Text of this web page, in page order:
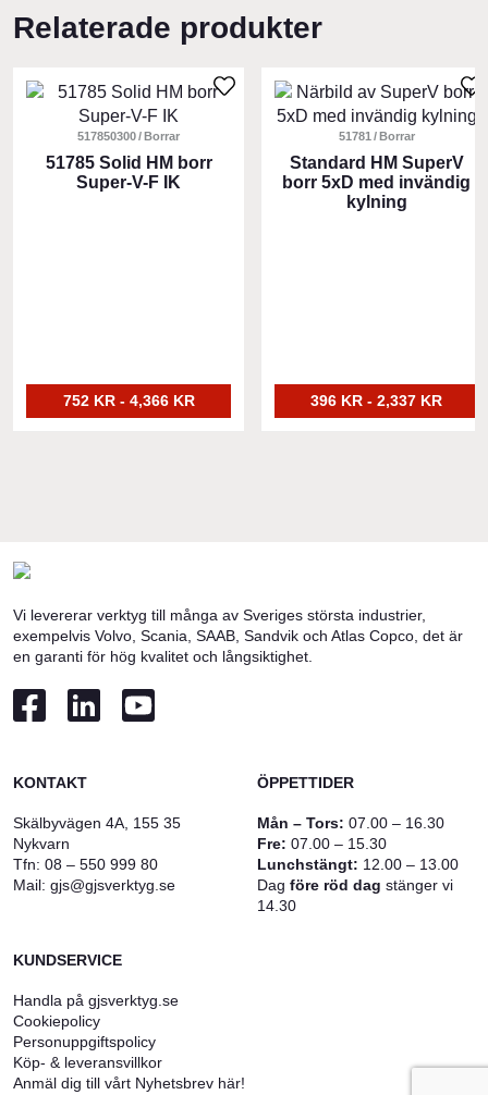
Relaterade produkter
517850300 Borrar
51785 Solid HM borr
Super-V-F IK
752 KR - 4,366 KR
Den
produkten
har
51781 Borrar
Standard HM SuperV
borr 5xD med invändig
kylning
396 KR - 2,337 KR
Den
här
produkten
har
flera
Vi levererar verktyg till många av Sveriges största industrier,
exempelvis Volvo, Scania, SAAB, Sandvik och Atlas Copco, det är
en garanti för hög kvalitet och långsiktighet.
KONTAKT
Skälbyvägen 4A, 155 35
Nykvarn
Tfn: 08 – 550 999 80
Mail: gjs@gjsverktyg.se
ÖPPETTIDER
Mån – Tors: 07.00 – 16.30
Fre: 07.00 – 15.30
Lunchstängt: 12.00 – 13.00
Dag före röd dag stänger vi
14.30
KUNDSERVICE
Handla på gjsverktyg.se
Cookiepolicy
Personuppgiftspolicy
Köp- & leveransvillkor
Anmäl dig till vårt Nyhetsbrev här!